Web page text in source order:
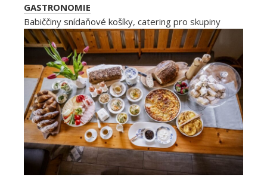
GASTRONOMIE
Babiččiny snídaňové košíky, catering pro skupiny